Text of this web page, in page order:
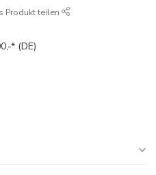
Produkt teilen
* (DE)